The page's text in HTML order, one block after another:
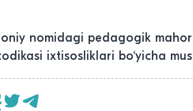
nomidagi pedagogik
ixtisosliklari bo‘yicha